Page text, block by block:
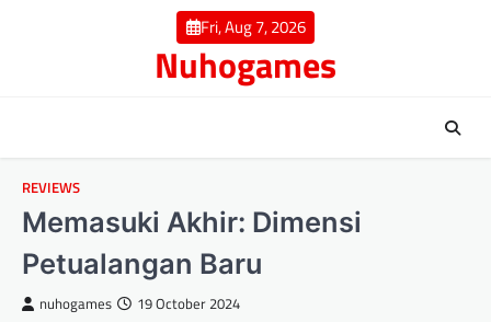
Fri, Aug 7, 2026
Nuhogames
REVIEWS
Memasuki Akhir: Dimensi
Petualangan Baru
nuhogames 19 October 2024